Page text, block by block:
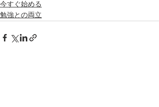
今すぐ始める
勉強との両立